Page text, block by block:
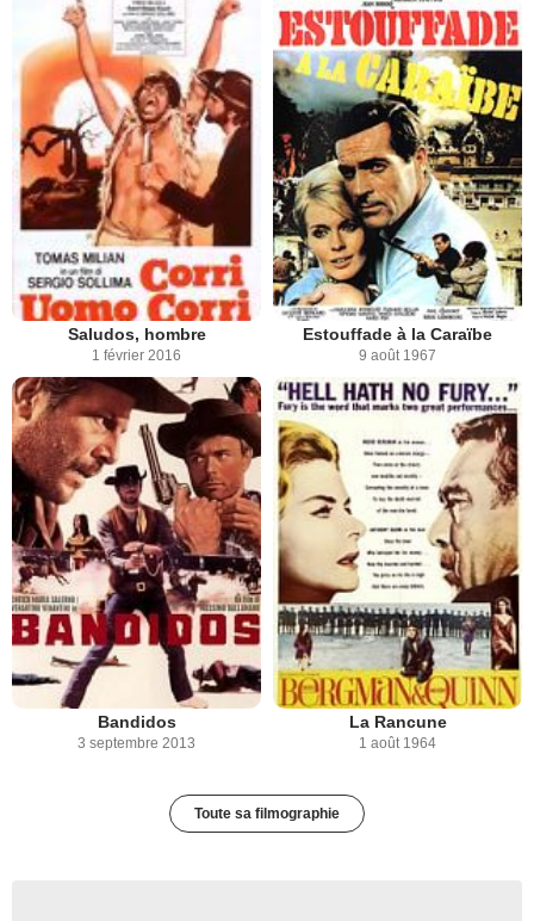
Saludos, hombre
1 février 2016
Estouffade à la Caraïbe
9 août 1967
Bandidos
3 septembre 2013
La Rancune
1 août 1964
Toute sa filmographie